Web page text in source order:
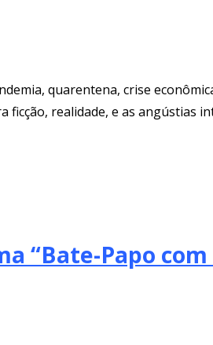
quarentena, crise
realidade, e as angústias
“Bate-Papo com